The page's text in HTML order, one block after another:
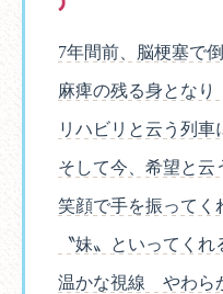
7年間前、脳梗塞で
麻痺の残る身となり
リハビリと云う列車
そして今、希望と云
笑顔で手を振ってく
〝妹〟といってくれ
温かな視線 やわら